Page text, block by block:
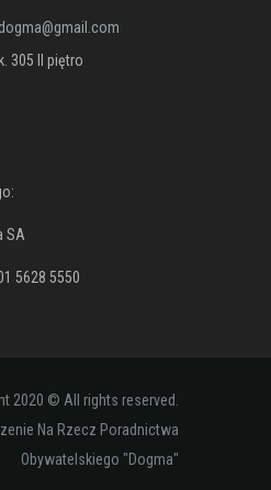
305 II piętro
SA
5628 5550
2020 © All rights reserved.
Na Rzecz Poradnictwa
Obywatelskiego "Dogma"